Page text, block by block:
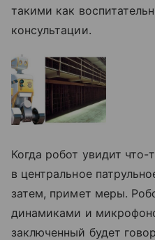
такими как
консультации.
Когда робот увидит
в центральное
затем, примет меры.
динамиками и
заключенный будет